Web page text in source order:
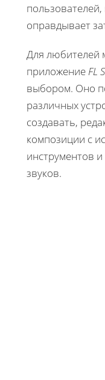
оправдывает
Для любителей
приложение FL
выбором. Оно
различных
создавать,
композиции с
инструментов
звуков.